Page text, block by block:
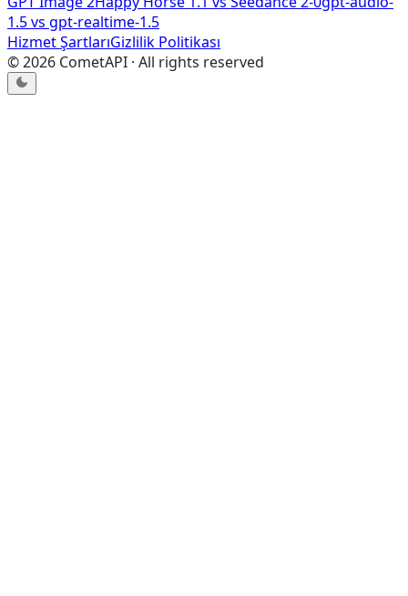
1.5vs gpt-realtime-1.5
Hizmet ŞartlarıGizlilik Politikası
©2026 CometAPI · All rights reserved